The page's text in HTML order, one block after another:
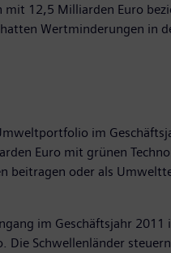
12,5 Milliarden Euro
Wertminderungen in
im
Euro mit grünen
beitragen oder als
im Geschäftsjahr
Die Schwellenländer